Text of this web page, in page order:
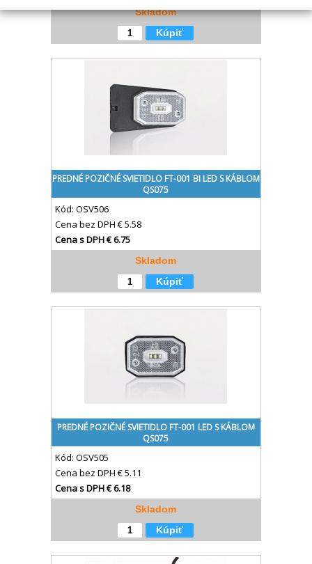
Skladom
Kúpiť
PREDNÉ POZIČNÉ SVIETIDLO FT-001 BI LED S KÁBLOM
QS075
Kód: OSV506
Cena bez DPH € 5.58
Cena s DPH€ 6.75
Skladom
Kúpiť
PREDNÉ POZIČNÉ SVIETIDLO FT-001 LED S KÁBLOM
QS075
Kód: OSV505
Cena bez DPH € 5.11
Cena s DPH€ 6.18
Skladom
Kúpiť